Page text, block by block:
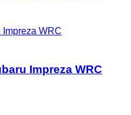
Impreza WRC